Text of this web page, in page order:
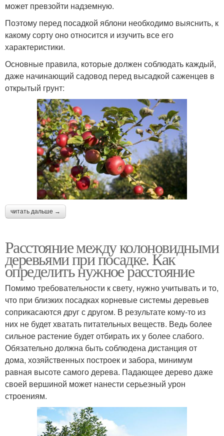
может превзойти надземную.
Поэтому перед посадкой яблони необходимо выяснить, к
какому сорту оно относится и изучить все его
характеристики.
Основные правила, которые должен соблюдать каждый,
даже начинающий садовод перед высадкой саженцев в
открытый грунт:
читать дальше →
Расстояние между колоновидными
деревьями при посадке. Как
определить нужное расстояние
Помимо требовательности к свету, нужно учитывать и то,
что при близких посадках корневые системы деревьев
соприкасаются друг с другом. В результате кому-то из
них не будет хватать питательных веществ. Ведь более
сильное растение будет отбирать их у более слабого.
Обязательно должна быть соблюдена дистанция от
дома, хозяйственных построек и забора, минимум
равная высоте самого дерева. Падающее дерево даже
своей вершиной может нанести серьезный урон
строениям.